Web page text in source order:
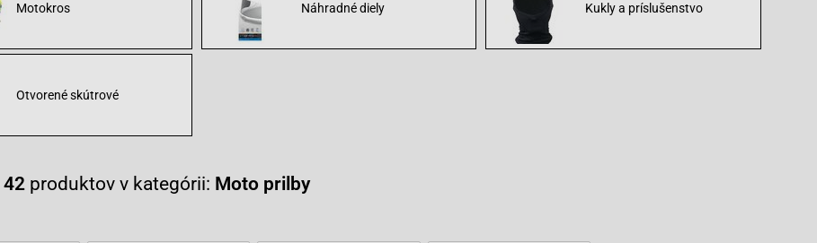
Motokros Náhradné diely Kukly a príslušenstvo
Otvorené skútrové
42 produktov v kategórii: Moto prilby